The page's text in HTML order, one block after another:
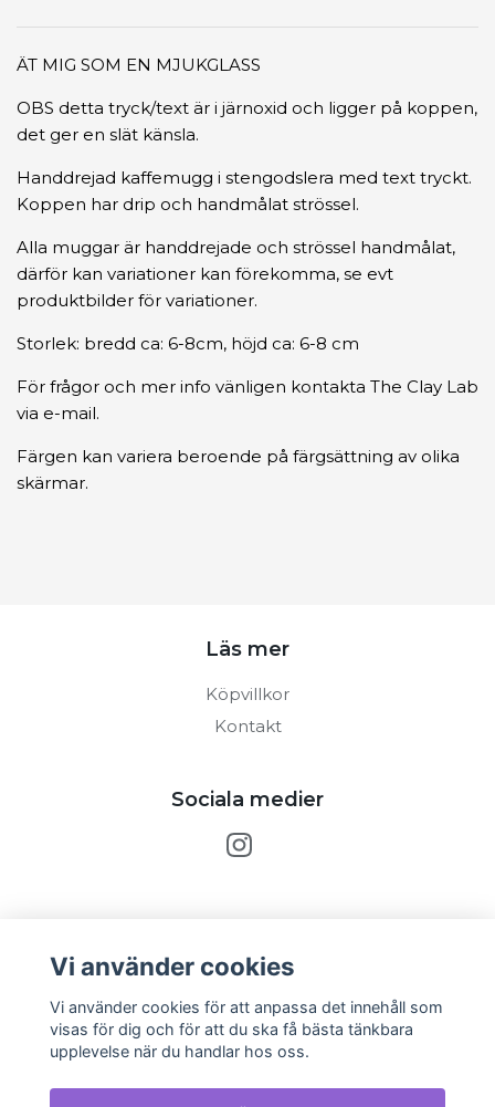
ÄT MIG SOM EN MJUKGLASS
OBS detta tryck/text är i järnoxid och ligger på koppen,
det ger en slät känsla.
Handdrejad kaffemugg i stengodslera med text tryckt.
Koppen har drip och handmålat strössel.
Alla muggar är handdrejade och strössel handmålat,
därför kan variationer kan förekomma, se evt
produktbilder för variationer.
Storlek: bredd ca: 6-8cm, höjd ca: 6-8 cm
För frågor och mer info vänligen kontakta The Clay Lab
via e-mail.
Färgen kan variera beroende på färgsättning av olika
skärmar.
Läs mer
Köpvillkor
Kontakt
Sociala medier
Vi använder cookies
Vi använder cookies för att anpassa det innehåll som
visas för dig och för att du ska få bästa tänkbara
upplevelse när du handlar hos oss.